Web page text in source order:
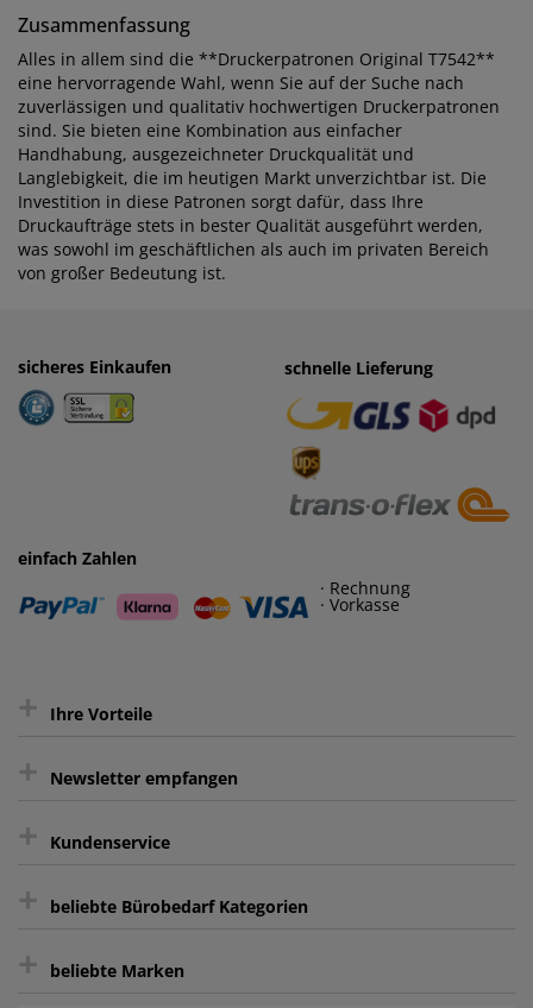
Zusammenfassung
Alles in allem sind die **Druckerpatronen Original T7542**
eine hervorragende Wahl, wenn Sie auf der Suche nach
zuverlässigen und qualitativ hochwertigen Druckerpatronen
sind. Sie bieten eine Kombination aus einfacher
Handhabung, ausgezeichneter Druckqualität und
Langlebigkeit, die im heutigen Markt unverzichtbar ist. Die
Investition in diese Patronen sorgt dafür, dass Ihre
Druckaufträge stets in bester Qualität ausgeführt werden,
was sowohl im geschäftlichen als auch im privaten Bereich
von großer Bedeutung ist.
sicheres Einkaufen einfaches Zahlen
· Rechnung
· Vorkasse
schnelle Lieferung
einfach Zahlen
· Rechnung
· Vorkasse
+ Ihre Vorteile
Kauf auf Rechnung³
sicher Shoppen durch SSL
intelligentes Kundenkonto
+ Newsletter empfangen
Sie können sich zu jeder Zeit abmelden.
+ Kundenservice
Kontakt
FAQ
+ beliebte Bürobedarf Kategorien
Aktenvernichter
+ beliebte Marken